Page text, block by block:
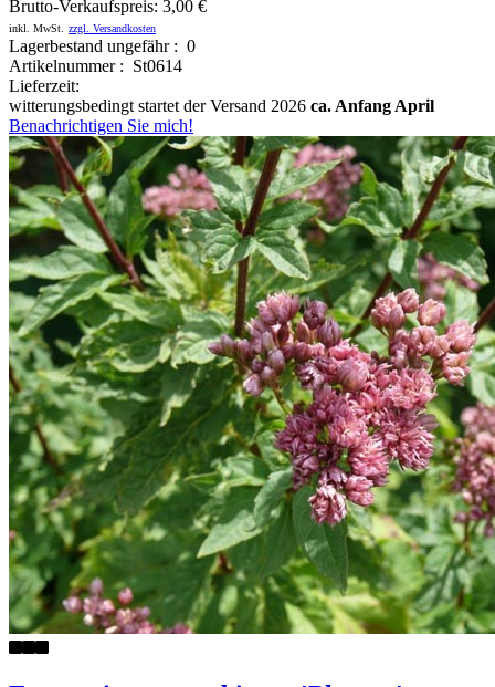
Brutto-Verkaufspreis: 3,00 €
inkl. MwSt. zzgl. Versandkosten
Lagerbestand ungefähr : 0
Artikelnummer : St0614
Lieferzeit:
witterungsbedingt startet der Versand 2026 ca. Anfang April
Benachrichtigen Sie mich!